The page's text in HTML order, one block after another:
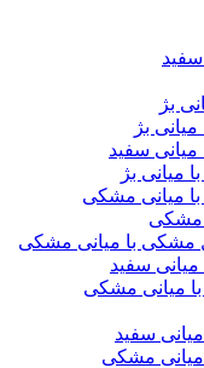
سفید
بژ
بژ
میانی سفید
میانی بژ
میانی مشکی
مشکی
مشکی با میانی مشکی
میانی سفید
میانی مشکی
میانی سفید
میانی مشکی